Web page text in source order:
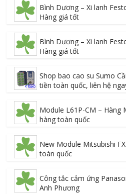
Bình Dương – Xi lanh
Hàng giá tốt
Bình Dương – Xi lanh
Hàng giá tốt
Shop bao cao su Sumo
tiền toàn quốc, liên hệ
Module L61P-CM – Hàng
hàng toàn quốc
New Module Mitsubishi
toàn quốc
Công tắc cảm ứng
Anh Phương